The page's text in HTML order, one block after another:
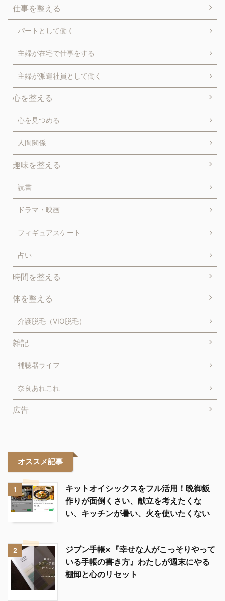
仕事を整える
パートとして働く
主婦が在宅で仕事をする
主婦が派遣社員として働く
心を整える
心を見つめる
人間関係
趣味を整える
読書
ドラマ・映画
フィギュアスケート
占い
時間を整える
体を整える
介護脱毛（VIO脱毛）
雑記
補聴器ライフ
奈良あれこれ
広告
オススメ記事
1
キットオイシックスをフル活用！晩御飯
作りが面倒くさい、献立を考えたくな
い、キッチンが暑い、火を使いたくない
2
ジブン手帳×『幸せな人がこっそりやって
いる手帳の書き方』わたしが週末にやる
棚卸と心のリセット